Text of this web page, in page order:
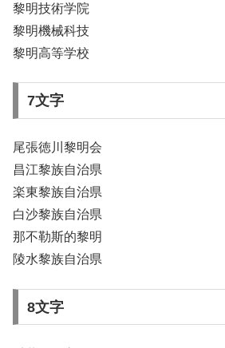
黎明技術学院
黎明機械科技
黎明高等学校
7文字
尾張徳川黎明会
昌江黎族自治県
楽東黎族自治県
白沙黎族自治県
那不勒斯的黎明
陵水黎族自治県
8文字